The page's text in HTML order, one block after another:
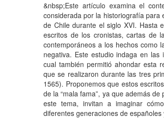
&nbsp;Este artículo examina el
considerada por la historiografía para
de Chile durante el siglo XVI. Hasta
escritos de los cronistas, cartas de
contemporáneos a los hechos como
negativa. Este estudio indaga en
cual también permitió ahondar esta
que se realizaron durante las tres
1565). Proponemos que estos
de la “mala fama”, ya que además
este tema, invitan a imaginar
diferentes generaciones de